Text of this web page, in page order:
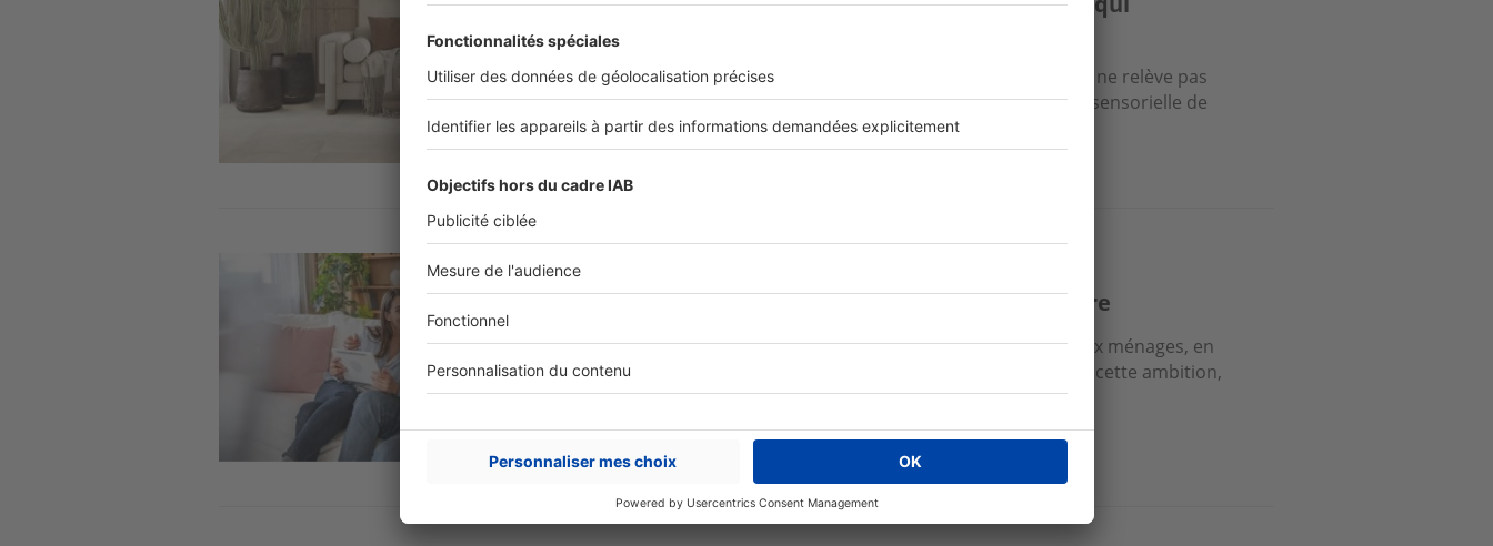
transforment votre intérieur
Dans un projet de rénovation, le choix du revêtement de sol ne relève pas
seulement de la technique. Il participe à l’identité visuelle et sensorielle de
l’espace, et peut, à lui seul, transformer...
Les aides disponibles pour devenir propriétaire
Accéder à la propriété est un projet de vie pour de nombreux ménages, en
France. Cependant, des obstacles financiers peuvent freiner cette ambition,
notamment pour les primo-accédants. Pour faciliter...